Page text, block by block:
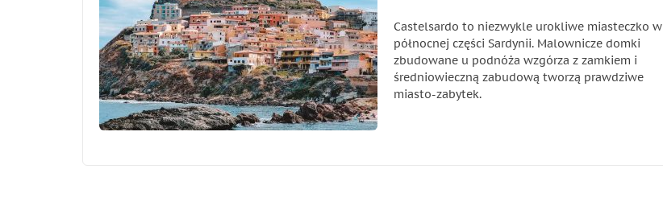
Castelsardo to niezwykle urokliwe miasteczko w
północnej części Sardynii. Malownicze domki
zbudowane u podnóża wzgórza z zamkiem i
średniowieczną zabudową tworzą prawdziwe
miasto-zabytek.